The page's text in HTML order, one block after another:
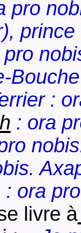
pro
:
: ora
ora
livre à